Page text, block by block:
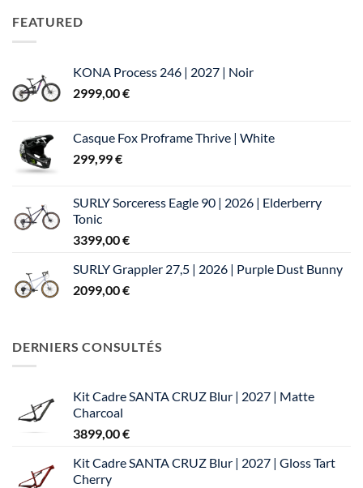
FEATURED
KONA Process 246 | 2027 | Noir
2999,00€
Casque Fox Proframe Thrive | White
299,99€
SURLY Sorceress Eagle 90 | 2026 | Elderberry
Tonic
3399,00€
SURLY Grappler 27,5 | 2026 | Purple Dust Bunny
2099,00€
DERNIERS CONSULTÉS
Kit Cadre SANTA CRUZ Blur | 2027 | Matte
Charcoal
3899,00€
Kit Cadre SANTA CRUZ Blur | 2027 | Gloss Tart
Cherry